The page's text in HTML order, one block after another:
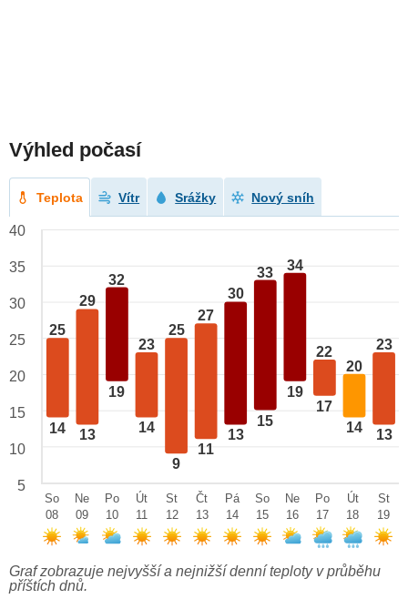
Výhled počasí
Teplota Vítr Srážky Nový sníh
25
14
29
13
32
19
23
14
25
9
27
11
30
13
33
15
34
19
22
17
20
14
23
13
40
35
30
25
20
15
10
5
So
08
Ne
09
Po
10
Út
11
St
12
Čt
13
Pá
14
So
15
Ne
16
Po
17
Út
18
St
19
Graf zobrazuje nejvyšší a nejnižší denní teploty v průběhu
příštích dnů.